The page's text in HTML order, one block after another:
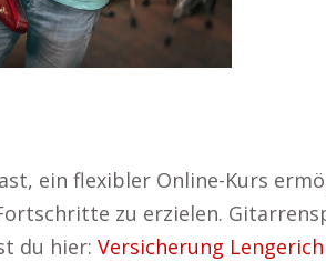
ein flexibler Online-Kurs
zu erzielen.
du hier: Versicherung Lengerich